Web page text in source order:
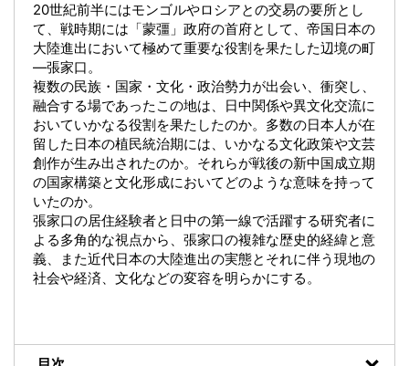
20世紀前半にはモンゴルやロシアとの交易の要所とし
て、戦時期には「蒙彊」政府の首府として、帝国日本の
大陸進出において極めて重要な役割を果たした辺境の町
―張家口。
複数の民族・国家・文化・政治勢力が出会い、衝突し、
融合する場であったこの地は、日中関係や異文化交流に
おいていかなる役割を果たしたのか。多数の日本人が在
留した日本の植民統治期には、いかなる文化政策や文芸
創作が生み出されたのか。それらが戦後の新中国成立期
の国家構築と文化形成においてどのような意味を持って
いたのか。
張家口の居住経験者と日中の第一線で活躍する研究者に
よる多角的な視点から、張家口の複雑な歴史的経緯と意
義、また近代日本の大陸進出の実態とそれに伴う現地の
社会や経済、文化などの変容を明らかにする。